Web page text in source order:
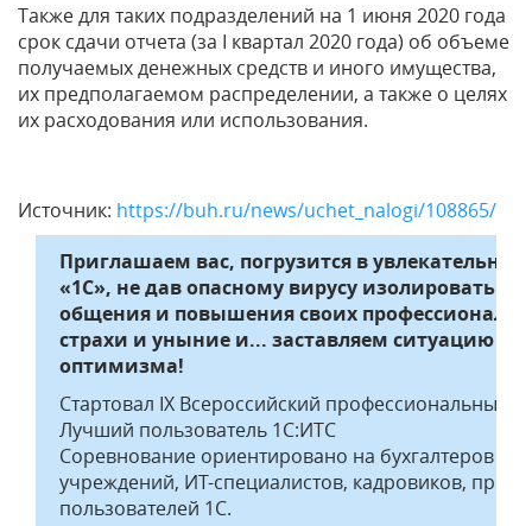
Также для таких подразделений на 1 июня 2020 года
срок сдачи отчета (за I квартал 2020 года) об объеме
получаемых денежных средств и иного имущества,
их предполагаемом распределении, а также о целях
их расходования или использования.
Источник: https://buh.ru/news/uchet_nalogi/108865/
Приглашаем вас, погрузится в
«1С», не дав опасному вирусу изолировать
общения и повышения своих
страхи и уныние и... заставляем ситуацию
оптимизма!
Стартовал IX Всероссийский профессиональный
Лучший пользователь 1С:ИТС
Соревнование ориентировано на бухгалтеров
учреждений, ИТ-специалистов, кадровиков,
пользователей 1С.